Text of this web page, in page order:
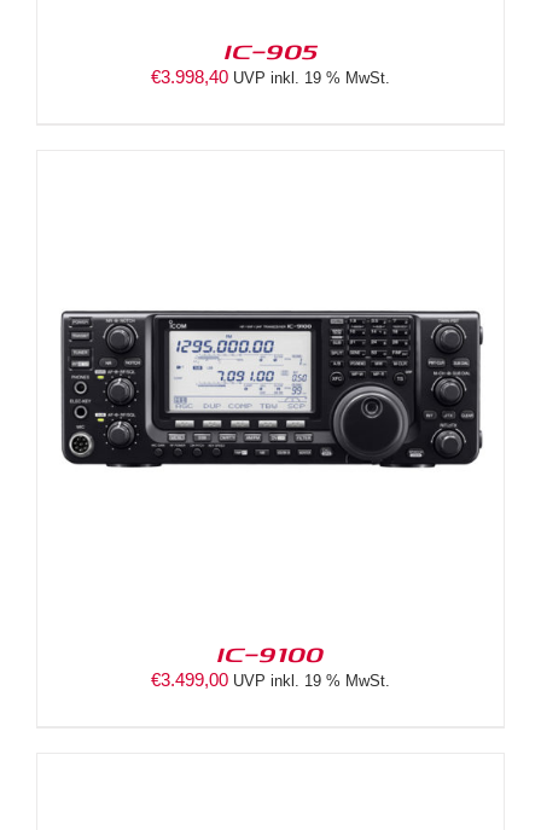
IC-905
€3.998,40 UVP inkl. 19 % MwSt.
IC-9100
€3.499,00 UVP inkl. 19 % MwSt.